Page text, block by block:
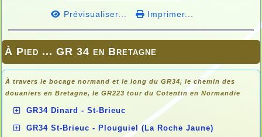
À Pied ... GR 34 en Bretagne
À travers le bocage normand et le long du GR34, le chemin des
douaniers en Bretagne, le GR223 tour du Cotentin en Normandie
GR34 Dinard - St-Brieuc
GR34 St-Brieuc - Plouguiel (La Roche Jaune)
Prévisualiser... Imprimer...